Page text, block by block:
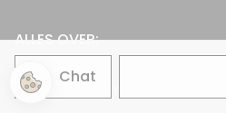
Chat
ALLES OVER:
Gevelverlichting